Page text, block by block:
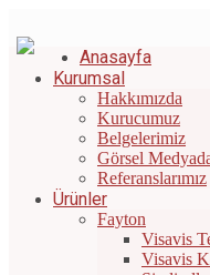
Anasayfa
Kurumsal
Hakkımızda
Kurucumuz
Belgelerimiz
Görsel
Referanslarımız
Ürünler
Fayton
Visavis
Visavis